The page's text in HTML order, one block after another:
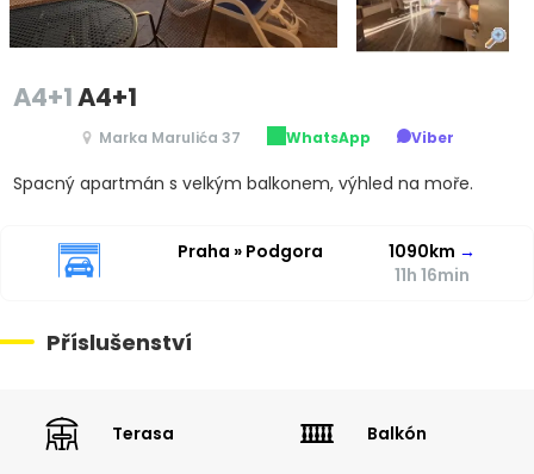
A4+1A4+1
Marka Marulića 37 WhatsApp Viber
Spacný apartmán s velkým balkonem, výhled na moře.
Praha » Podgora 1090km →
11h 16min
Příslušenství
Terasa Balkón